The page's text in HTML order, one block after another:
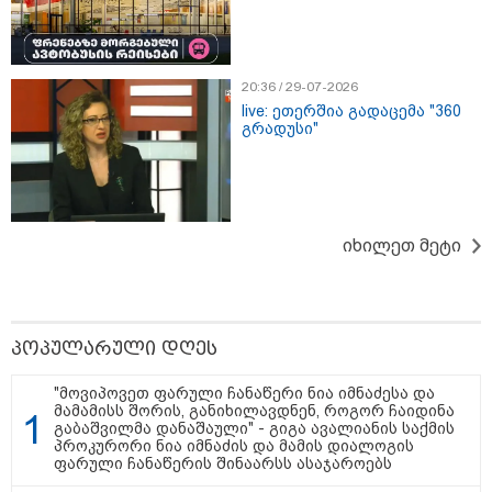
10:58 / 06-08-2026
"დადგება დრო და თქვენი
დღევანდელი "პოსტაობა"
საკუთარ თავთან
შეგარცხვენთ... თქვენი
შეცდომა არის დანაშაულის
ტოლფასი" - ეკა კუპატაძე ნანუკა
ჟორჟოლიანს
09:33 / 05-08-2026
დატოვებულ სახლში
თვითნებურად ცხოვრობს
ადამიანი, რომელიც ზვიადის
დავუბრუნეთ" - ქართველი
მეზღვაური წერს, რომ 36
მიგრანტი, მათ შორის, ორსული
გოგონა გადაარჩინა
20:36 / 29-07-2026
live: ეთერშია გადაცემა "360
გრადუსი"
იხილეთ მეტი
პოპულარული დღეს
"მოვიპოვეთ ფარული ჩანაწერი ნია იმნაძესა და
მამამისს შორის, განიხილავდნენ, როგორ ჩაიდინა
გაბაშვილმა დანაშაული" - გიგა ავალიანის საქმის
პროკურორი ნია იმნაძის და მამის დიალოგის
ფარული ჩანაწერის შინაარსს ასაჯაროებს